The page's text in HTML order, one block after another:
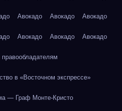
Авокадо Авокадо Авокадо
Авокадо Авокадо Авокадо
в «Восточном экспрессе»
— Граф Монте-Кристо